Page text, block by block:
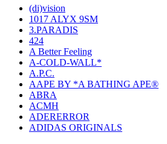
(di)vision
1017 ALYX 9SM
3.PARADIS
424
A Better Feeling
A-COLD-WALL*
A.P.C.
AAPE BY *A BATHING APE®
ABRA
ACMH
ADERERROR
ADIDAS ORIGINALS